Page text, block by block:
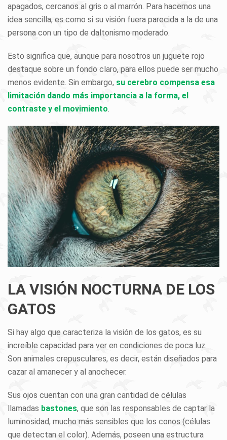
apagados, cercanos al gris o al marrón. Para hacernos una
idea sencilla, es como si su visión fuera parecida a la de una
persona con un tipo de daltonismo moderado.
Esto significa que, aunque para nosotros un juguete rojo
destaque sobre un fondo claro, para ellos puede ser mucho
menos evidente. Sin embargo, su cerebro compensa esa
limitación dando más importancia a la forma, el
contraste y el movimiento
LA VISIÓN NOCTURNA DE LOS
GATOS
Si hay algo que caracteriza la visión de los gatos, es su
increíble capacidad para ver en condiciones de poca luz.
Son animales crepusculares, es decir, están diseñados para
cazar al amanecer y al anochecer.
Sus ojos cuentan con una gran cantidad de células
llamadas bastones, que son las responsables de captar la
luminosidad, mucho más sensibles que los conos (células
que detectan el color). Además, poseen una estructura